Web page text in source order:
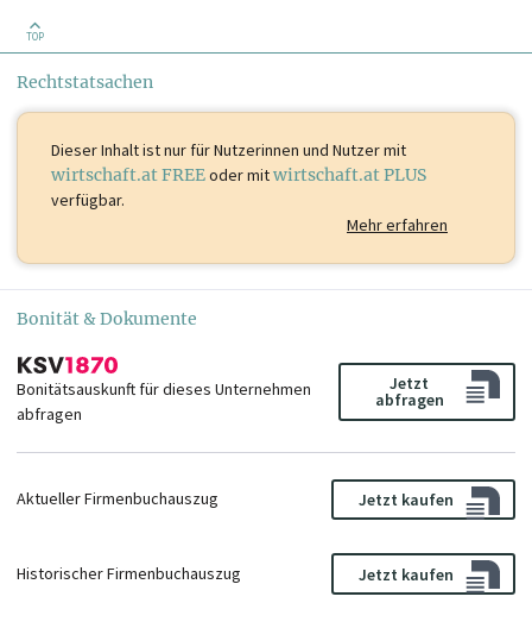
TOP
Rechtstatsachen
Dieser Inhalt istnur für Nutzerinnen und Nutzer mit
wirtschaft.at FREEoder mitwirtschaft.at PLUS
verfügbar.
Mehr erfahren
Bonität & Dokumente
Bonitätsauskunft für dieses Unternehmen
abfragen
Jetzt
abfragen
Aktueller Firmenbuchauszug Jetzt kaufen
Historischer Firmenbuchauszug Jetzt kaufen